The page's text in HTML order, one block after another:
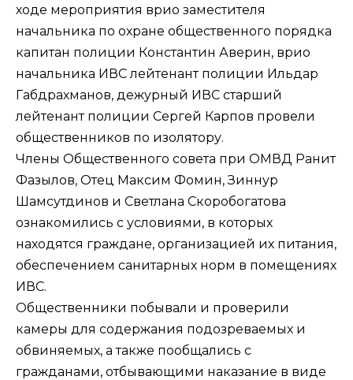
ходе мероприятия врио заместителя
начальника по охране общественного порядка
капитан полиции Константин Аверин, врио
начальника ИВС лейтенант полиции Ильдар
Габдрахманов, дежурный ИВС старший
лейтенант полиции Сергей Карпов провели
общественников по изолятору.
Члены Общественного совета при ОМВД Ранит
Фазылов, Отец Максим Фомин, Зиннур
Шамсутдинов и Светлана Скоробогатова
ознакомились с условиями, в которых
находятся граждане, организацией их питания,
обеспечением санитарных норм в помещениях
ИВС.
Общественники побывали и проверили
камеры для содержания подозреваемых и
обвиняемых, а также пообщались с
гражданами, отбывающими наказание в виде